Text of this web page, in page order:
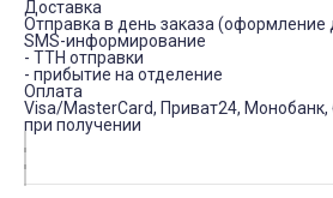
Доставка
Отправка в день заказа (оформление
SMS-информирование
- ТТН отправки
- прибытие на отделение
Оплата
Visa/MasterCard, Приват24,
при получении